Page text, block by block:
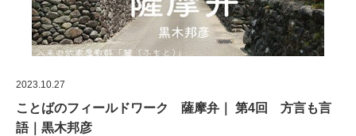
2023.10.27
ことばのフィールドワーク 薩摩弁｜ 第4回 方言も言
語｜黒木邦彦